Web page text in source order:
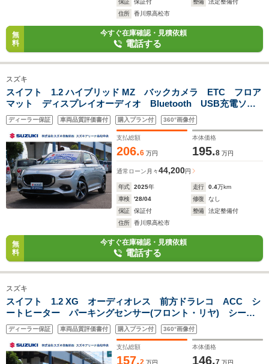
保証
保証付 整備
法定整備付
住所
香川県高松市
無
料
今すぐ在庫確認・見積依頼
電話する
スズキ
スイフト 1.2 ハイブリッド MZ バックカメラ ETC フロア
マット ディスプレイオーディオ Bluetooth USB充電ソケ
ット アクセサリーソケット ACC(停止保持機能付) シート
ヒーター(運転席・助手席) 電動パーキング
ディーラー保証 車両品質評価書付 購入プラン付 360°画像付
支払総額
206.6 万円
本体価格
195.8 万円
通常ローン 月々44,200円
年式 2025年 走行 0.4万km
車検
'28/04 修復
なし
保証
保証付 整備
法定整備付
住所
香川県高松市
無
料
今すぐ在庫確認・見積依頼
電話する
スズキ
スイフト 1.2 XG オーディオレス 前方ドラレコ ACC シ
ートヒーター パーキングセンサー(フロント・リヤ) シート
ヒーター(運転席・助手席) リモコンキー プッシュスタート
エンジン マニュアルエアコン ハンドブレーキ
ディーラー保証 車両品質評価書付 購入プラン付 360°画像付
支払総額
157.2 万円
本体価格
146.7 万円